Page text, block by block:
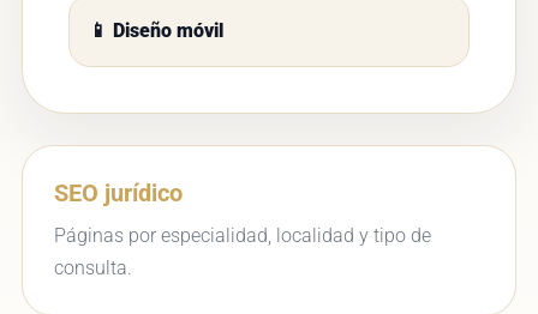
📱 Diseño móvil
SEO jurídico
Páginas por especialidad, localidad y tipo de
consulta.